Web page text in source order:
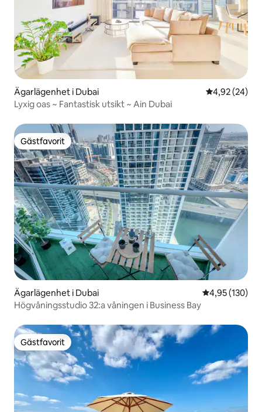
Ägarlägenhet i Dubai 4,92 av 5 i
4,92 (24)
Lyxig oas ~ Fantastisk utsikt ~ Ain Dubai
Gästfavorit
Gästfavorit
Ägarlägenhet i Dubai 4,95 av 5 i
4,95 (130)
Högvåningsstudio 32:a våningen i Business Bay
Gästfavorit
Gästfavorit